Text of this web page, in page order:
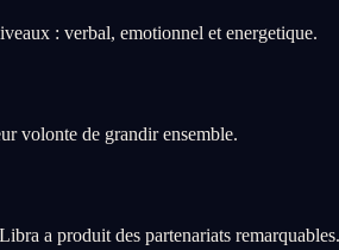
: verbal, emotionnel et energetique.
volonte de grandir ensemble.
a produit des partenariats remarquables.